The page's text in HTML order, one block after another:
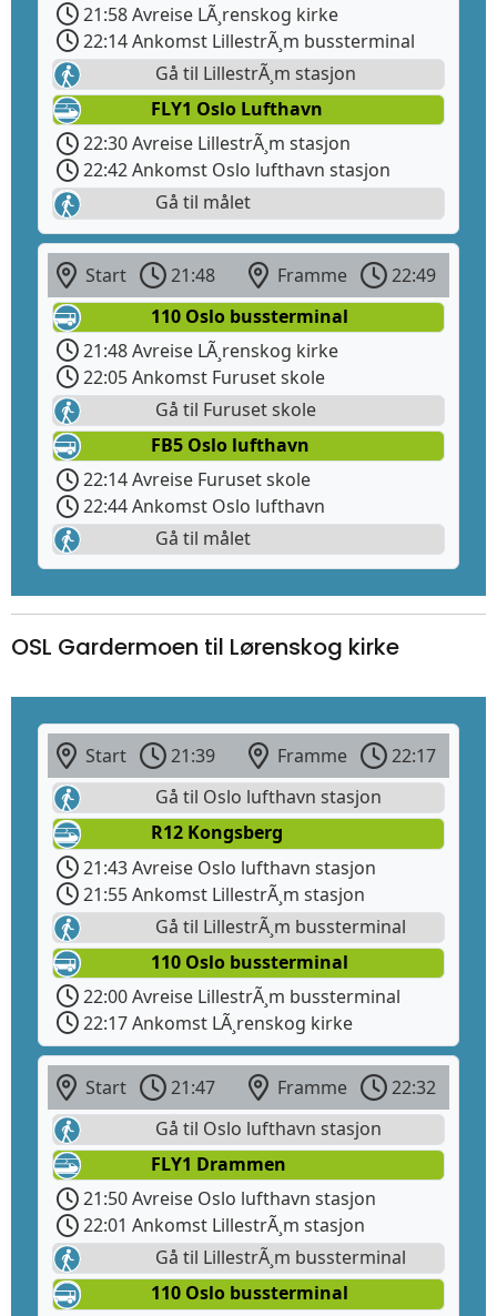
21:58 Avreise LÃ¸renskog kirke
22:14 Ankomst LillestrÃ¸m bussterminal
Gå til LillestrÃ¸m stasjon
FLY1 Oslo Lufthavn
22:30 Avreise LillestrÃ¸m stasjon
22:42 Ankomst Oslo lufthavn stasjon
Gå til målet
Start 21:48 Framme
22:49
110 Oslo bussterminal
21:48 Avreise LÃ¸renskog kirke
22:05 Ankomst Furuset skole
Gå til Furuset skole
FB5 Oslo lufthavn
22:14 Avreise Furuset skole
22:44 Ankomst Oslo lufthavn
Gå til målet
OSL Gardermoen til Lørenskog kirke
Start 21:39 Framme
22:17
Gå til Oslo lufthavn stasjon
R12 Kongsberg
21:43 Avreise Oslo lufthavn stasjon
21:55 Ankomst LillestrÃ¸m stasjon
Gå til LillestrÃ¸m bussterminal
110 Oslo bussterminal
22:00 Avreise LillestrÃ¸m bussterminal
22:17 Ankomst LÃ¸renskog kirke
Start 21:47 Framme
22:32
Gå til Oslo lufthavn stasjon
FLY1 Drammen
21:50 Avreise Oslo lufthavn stasjon
22:01 Ankomst LillestrÃ¸m stasjon
Gå til LillestrÃ¸m bussterminal
110 Oslo bussterminal